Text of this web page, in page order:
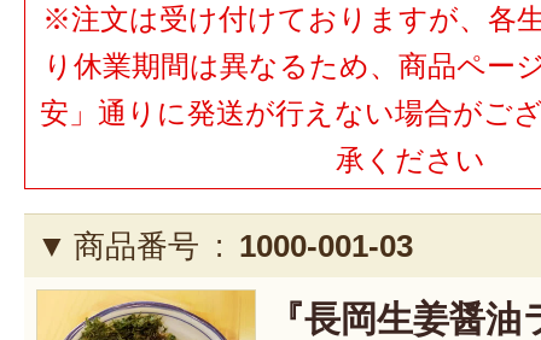
※注文は受け付けておりますが、各
り休業期間は異なるため、商品ペー
安」通りに発送が行えない場合がご
承ください
商品番号 : 1000-001-03
『長岡生姜醤